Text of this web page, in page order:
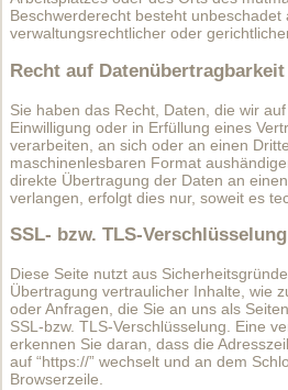
Beschwerderecht besteht unbeschadet
verwaltungsrechtlicher oder
Recht auf Datenübertragbarkeit
Sie haben das Recht, Daten, die wir
Einwilligung oder in Erfüllung eines
verarbeiten, an sich oder an einen
maschinenlesbaren Format
direkte Übertragung der Daten an
verlangen, erfolgt dies nur, soweit es
SSL- bzw. TLS-Verschlüsselung
Diese Seite nutzt aus
Übertragung vertraulicher Inhalte, wie
oder Anfragen, die Sie an uns als
SSL-bzw. TLS-Verschlüsselung. Eine
erkennen Sie daran, dass die
auf “https://” wechselt und an dem
Browserzeile.